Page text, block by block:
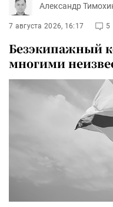
Александр
7 августа 2026, 16:17 5
Безэкипажный
многими